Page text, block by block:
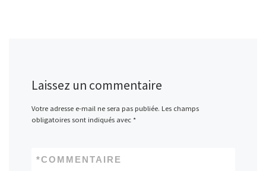
Laissez un commentaire
Votre adresse e-mail ne sera pas publiée. Les champs
obligatoires sont indiqués avec *
COMMENTAIRE
*